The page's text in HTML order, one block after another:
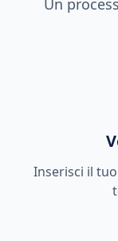
Un
Inserisci il